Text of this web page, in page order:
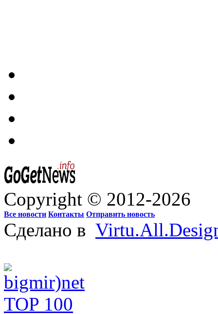
Copyright © 2012-2026
Все новости Контакты Отправить новость
Сделано в